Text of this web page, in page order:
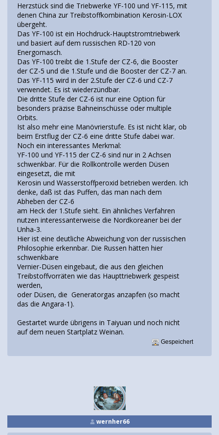
Herzstück sind die Triebwerke YF-100 und YF-115, mit
denen China zur Treibstoffkombination Kerosin-LOX
übergeht.
Das YF-100 ist ein Hochdruck-Hauptstromtriebwerk
und basiert auf dem russischen RD-120 von
Energomasch.
Das YF-100 treibt die 1.Stufe der CZ-6, die Booster
der CZ-5 und die 1.Stufe und die Booster der CZ-7 an.
Das YF-115 wird in der 2.Stufe der CZ-6 und CZ-7
verwendet. Es ist wiederzündbar.
Die dritte Stufe der CZ-6 ist nur eine Option für
besonders präzise Bahneinschüsse oder multiple
Orbits.
Ist also mehr eine Manövrierstufe. Es ist nicht klar, ob
beim Erstflug der CZ-6 eine dritte Stufe dabei war.
Noch ein interessantes Merkmal:
YF-100 und YF-115 der CZ-6 sind nur in 2 Achsen
schwenkbar. Für die Rollkontrolle werden Düsen
eingesetzt, die mit
Kerosin und Wasserstoffperoxid betrieben werden. Ich
denke, daß ist das Puffen, das man nach dem
Abheben der CZ-6
am Heck der 1.Stufe sieht. Ein ähnliches Verfahren
nutzen interessanterweise die Nordkoreaner bei der
Unha-3.
Hier ist eine deutliche Abweichung von der russischen
Philosophie erkennbar. Die Russen hätten hier
schwenkbare
Vernier-Düsen eingebaut, die aus den gleichen
Treibstoffvorräten wie das Haupttriebwerk gespeist
werden,
oder Düsen, die Generatorgas anzapfen (so macht
das die Angara-1).
Gestartet wurde übrigens in Taiyuan und noch nicht
auf dem neuen Startplatz Weinan.
Gespeichert
wernher66